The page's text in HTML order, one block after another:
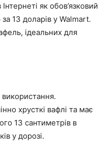
як обов’язковий
13 доларів у Walmart.
ідеальних для
хрусткі вафлі та має
13 сантиметрів в
у дорозі.